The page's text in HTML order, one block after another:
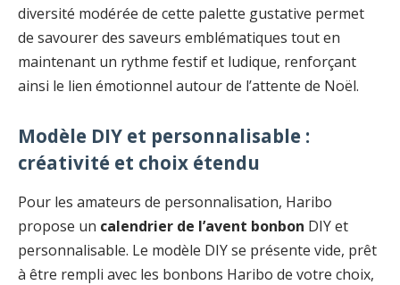
diversité modérée de cette palette gustative permet
de savourer des saveurs emblématiques tout en
maintenant un rythme festif et ludique, renforçant
ainsi le lien émotionnel autour de l’attente de Noël.
Modèle DIY et personnalisable :
créativité et choix étendu
Pour les amateurs de personnalisation, Haribo
propose un calendrier de l’avent bonbon DIY et
personnalisable. Le modèle DIY se présente vide, prêt
à être rempli avec les bonbons Haribo de votre choix,